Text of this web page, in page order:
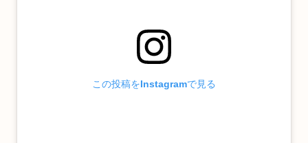
この投稿をInstagramで見る